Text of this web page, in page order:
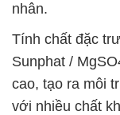
nhân.
Tính chất đặc
Sunphat /
cao, tạo ra môi
với nhiều chất